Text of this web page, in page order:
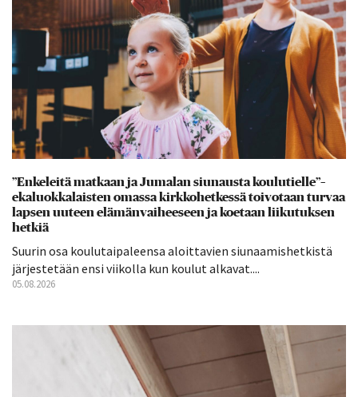
”Enkeleitä matkaan ja Jumalan siunausta koulutielle”–
ekaluokkalaisten omassa kirkkohetkessä toivotaan turvaa
lapsen uuteen elämänvaiheeseen ja koetaan liikutuksen
hetkiä
Suurin osa koulutaipaleensa aloittavien siunaamishetkistä
järjestetään ensi viikolla kun koulut alkavat....
05.08.2026